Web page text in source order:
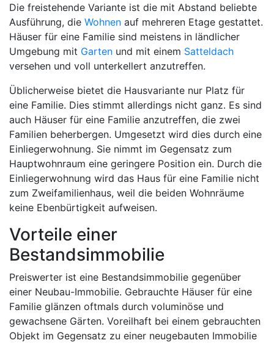
Die freistehende Variante ist die mit Abstand beliebte
Ausführung, die Wohnen auf mehreren Etage gestattet.
Häuser für eine Familie sind meistens in ländlicher
Umgebung mit Garten und mit einem Satteldach
versehen und voll unterkellert anzutreffen.
Üblicherweise bietet die Hausvariante nur Platz für
eine Familie. Dies stimmt allerdings nicht ganz. Es sind
auch Häuser für eine Familie anzutreffen, die zwei
Familien beherbergen. Umgesetzt wird dies durch eine
Einliegerwohnung. Sie nimmt im Gegensatz zum
Hauptwohnraum eine geringere Position ein. Durch die
Einliegerwohnung wird das Haus für eine Familie nicht
zum Zweifamilienhaus, weil die beiden Wohnräume
keine Ebenbürtigkeit aufweisen.
Vorteile einer
Bestandsimmobilie
Preiswerter ist eine Bestandsimmobilie gegenüber
einer Neubau-Immobilie. Gebrauchte Häuser für eine
Familie glänzen oftmals durch voluminöse und
gewachsene Gärten. Voreilhaft bei einem gebrauchten
Objekt im Gegensatz zu einer neugebauten Immobilie